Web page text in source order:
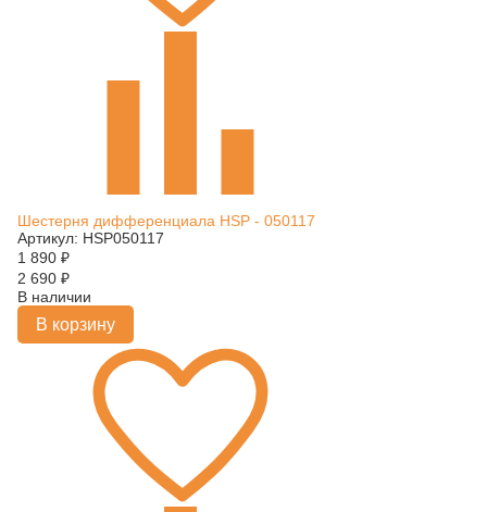
Шестерня дифференциала HSP - 050117
Артикул: HSP050117
1 890 ₽
2 690 ₽
В наличии
В корзину